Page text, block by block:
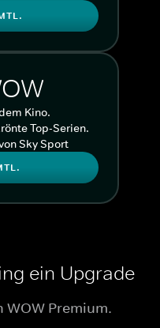
Kino.
Top-Serien.
Sky Sport
ein Upgrade
WOW Premium.